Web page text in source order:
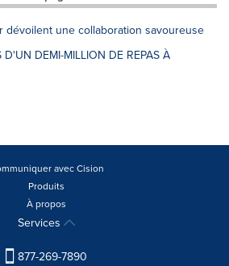
dévoilent une collaboration savoureuse
DEMI-MILLION DE REPAS À
avec Cision
Produits
À propos
Services
877-269-7890